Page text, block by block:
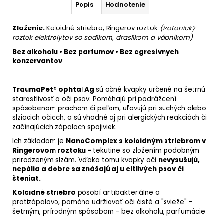
Popis Hodnotenie
Zloženie:Koloidné striebro, Ringerov roztok (izotonický
roztok elektrolytov so sodíkom, draslíkom a vápnikom)
Bez alkoholu 󠁯•󠁏 Bez parfumov 󠁯•󠁏 Bez agresívnych
konzervantov
TraumaPet® ophtal Ag sú očné kvapky určené na šetrnú
starostlivosť o oči psov. Pomáhajú pri podráždení
spôsobenom prachom či peľom, uľavujú pri suchých alebo
slziacich očiach, a sú vhodné aj pri alergických reakciách či
začínajúcich zápaloch spojiviek.
Ich základom je NanoComplex s koloidným striebrom v
Ringerovom roztoku - tekutine so zložením podobným
prirodzeným slzám. Vďaka tomu kvapky oči nevysušujú,
nepália a dobre sa znášajú aj u citlivých psov či
šteniat.
Koloidné striebro pôsobí antibakteriálne a
protizápalovo, pomáha udržiavať oči čisté a "svieže" -
šetrným, prírodným spôsobom - bez alkoholu, parfumácie